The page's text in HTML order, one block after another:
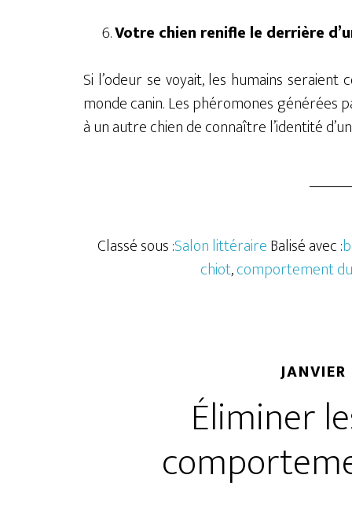
Votre chien renifle le derrière
Si l’odeur se voyait, les humains
monde canin. Les phéromones générées
à un autre chien de connaître l’identité
Classé sous :Salon littéraireBalisé avec :
chiot,comportement
Éliminer